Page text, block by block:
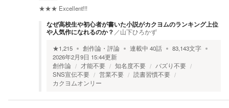
★★★ Excellent!!!
なぜ高校生や初心者が書いた小説がカクヨムのランキング上位
や人気作になれるのか？ ／山下ひろかず
★1,215 創作論・評論 連載中 40話 83,143文字
2026年2月9日 15:44更新
創作論
才能不要 知名度不要
バズり不要
SNS宣伝不要
営業不要
読書習慣不要
カクヨムオンリー